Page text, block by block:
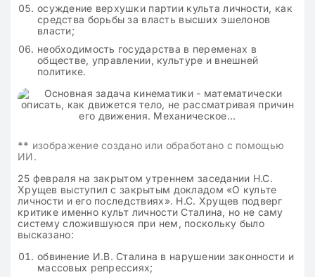
осуждение верхушки партии культа личности, как
средства борьбы за власть высших эшелонов
власти;
необходимость государства в переменах в
обществе, управлении, культуре и внешней
политике.
** изображение создано или обработано с помощью
ИИ.
25 февраля на закрытом утреннем заседании Н.С.
Хрущев выступил с закрытым докладом «О культе
личности и его последствиях». Н.С. Хрущев подверг
критике именно культ личности Сталина, но не саму
систему сложившуюся при нем, поскольку было
высказано:
обвинение И.В. Сталина в нарушении законности и
массовых репрессиях;